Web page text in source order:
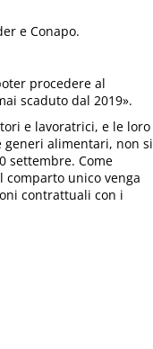
e Conapo.
procedere al
scaduto dal 2019».
e lavoratrici, e le loro
alimentari, non si
settembre. Come
comparto unico venga
contrattuali con i